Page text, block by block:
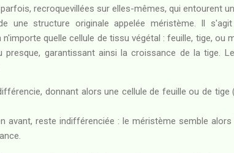
recroquevillées sur elles-mêmes, qui entourent
une structure originale appelée méristème. Il
quelle cellule de tissu végétal : feuille, tige, ou
garantissant ainsi la croissance de la tige.
donnant alors une cellule de feuille ou de
avant, reste indifférenciée : le méristème semble